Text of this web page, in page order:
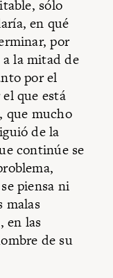
sólo
en qué
por
la mitad de
por el
que está
que mucho
de la
continúe se
piensa ni
malas
en las
de su